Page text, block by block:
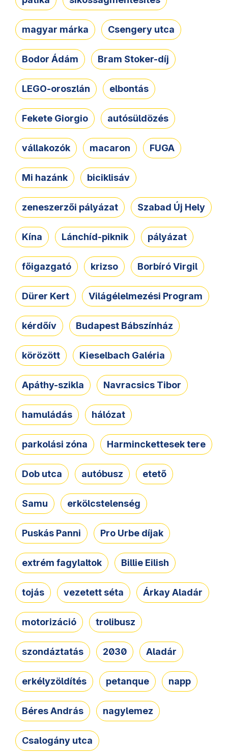
magyar márka Csengery utca
Bodor Ádám Bram Stoker-díj
LEGO-oroszlán elbontás
Fekete Giorgio autósüldözés
vállakozók macaron FUGA
Mi hazánk biciklisáv
zeneszerzői pályázat Szabad Új Hely
Kína Lánchíd-piknik pályázat
főigazgató krizso Borbíró Virgil
Dürer Kert Világélelmezési Program
kérdőív Budapest Bábszínház
körözött Kieselbach Galéria
Apáthy-szikla Navracsics Tibor
hamuládás hálózat
parkolási zóna Harminckettesek tere
Dob utca autóbusz etető
Samu erkölcstelenség
Puskás Panni Pro Urbe díjak
extrém fagylaltok Billie Eilish
tojás vezetett séta Árkay Aladár
motorizáció trolibusz
szondáztatás 2030 Aladár
erkélyzöldítés petanque napp
Béres András nagylemez
Csalogány utca